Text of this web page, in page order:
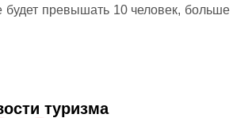
будет превышать 10 человек, больше
туризма